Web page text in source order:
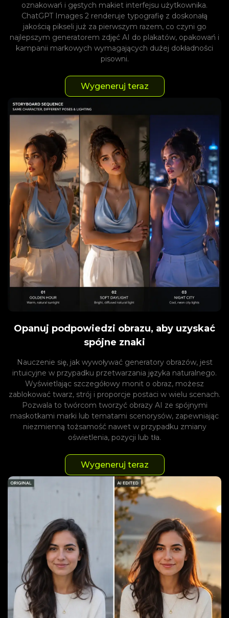
oznakowań i gęstych makiet interfejsu użytkownika.
ChatGPT Images 2 renderuje typografię z doskonałą
jakością pikseli już za pierwszym razem, co czyni go
najlepszym generatorem zdjęć AI do plakatów, opakowań i
kampanii markowych wymagających dużej dokładności
pisowni.
Wygeneruj teraz
Opanuj podpowiedzi obrazu, aby uzyskać
spójne znaki
Nauczenie się, jak wywoływać generatory obrazów, jest
intuicyjne w przypadku przetwarzania języka naturalnego.
Wyświetlając szczegółowy monit o obraz, możesz
zablokować twarz, strój i proporcje postaci w wielu scenach.
Pozwala to twórcom tworzyć obrazy AI ze spójnymi
maskotkami marki lub tematami scenorysów, zapewniając
niezmienną tożsamość nawet w przypadku zmiany
oświetlenia, pozycji lub tła.
Wygeneruj teraz